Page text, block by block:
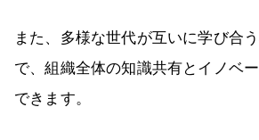
また、多様な世代が互いに学び合
で、組織全体の知識共有とイノベ
できます。